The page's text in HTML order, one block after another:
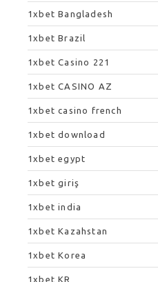
1xbet Bangladesh
1xbet Brazil
1xbet Casino 221
1xbet CASINO AZ
1xbet casino french
1xbet download
1xbet egypt
1xbet giriş
1xbet india
1xbet Kazahstan
1xbet Korea
1xbet KR